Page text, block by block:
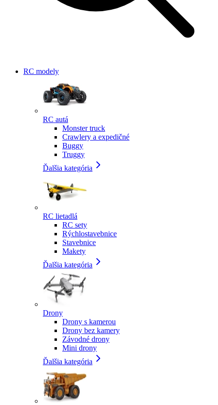
RC modely
RC autá
Monster truck
Crawlery a expedičné
Buggy
Truggy
Ďalšia kategória
RC lietadlá
RC sety
Rýchlostavebnice
Stavebnice
Makety
Ďalšia kategória
Drony
Drony s kamerou
Drony bez kamery
Závodné drony
Mini drony
Ďalšia kategória